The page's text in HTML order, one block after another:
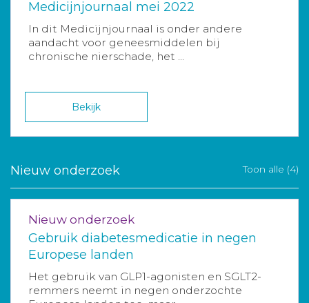
Medicijnjournaal mei 2022
In dit Medicijnjournaal is onder andere
aandacht voor geneesmiddelen bij
chronische nierschade, het ...
Bekijk
Nieuw onderzoek Toon alle (4)
Nieuw onderzoek
Gebruik diabetesmedicatie in negen
Europese landen
Het gebruik van GLP1-agonisten en SGLT2-
remmers neemt in negen onderzochte